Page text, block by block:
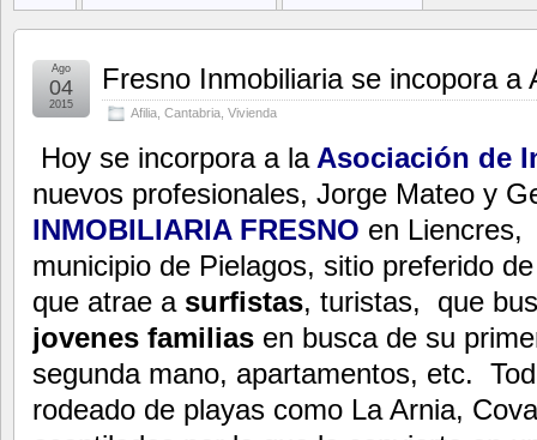
Fresno Inmobiliaria se incopora a
Afilia Cantabria Vivienda
Ago
04
2015
Hoy se incorpora a laAsociación de
nuevos profesionales, Jorge Mateo y
INMOBILIARIA FRESNO en Liencres,
municipio de Pielagos, sitio preferido
que atrae asurfistas, turistas, que
jovenes familias en busca de su
segunda mano, apartamentos, etc.
rodeado de playas como La Arnia,